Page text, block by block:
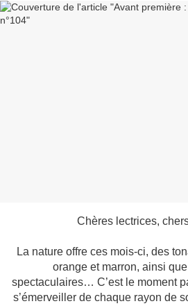
Chères lectrices,
La nature offre ces mois-ci, des
orange et marron, ainsi
spectaculaires… C’est le moment
s’émerveiller de chaque rayon de